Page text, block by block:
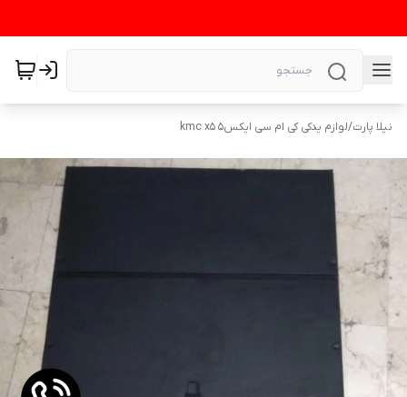
نیلا پارت/لوازم یدکی کی ام سی ایکس۵ kmc x5